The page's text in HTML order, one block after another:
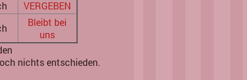
VERGEBEN
Bleibt bei
uns
nichts entschieden.